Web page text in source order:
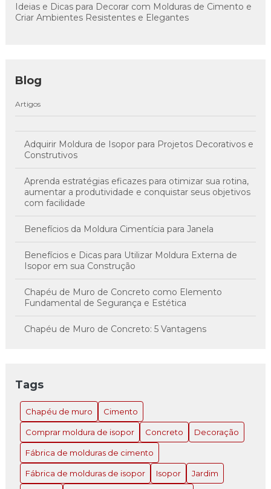
Ideias e Dicas para Decorar com Molduras de Cimento e
Criar Ambientes Resistentes e Elegantes
Blog
Artigos
Adquirir Moldura de Isopor para Projetos Decorativos e
Construtivos
Aprenda estratégias eficazes para otimizar sua rotina,
aumentar a produtividade e conquistar seus objetivos
com facilidade
Benefícios da Moldura Cimentícia para Janela
Benefícios e Dicas para Utilizar Moldura Externa de
Isopor em sua Construção
Chapéu de Muro de Concreto como Elemento
Fundamental de Segurança e Estética
Chapéu de Muro de Concreto: 5 Vantagens
Chapéu de Muro de Concreto: Como Escolher e
Instalar o Ideal para Sua Propriedade
Chapéu de Muro de Concreto: Como Escolher e
Instalar o Ideal para Sua Propriedade
Chapéu de Muro de Concreto: Como Escolher e
Tags
Chapéu de muro Cimento
Comprar moldura de isopor Concreto Decoração
Fábrica de molduras de cimento
Fábrica de molduras de isopor Isopor Jardim